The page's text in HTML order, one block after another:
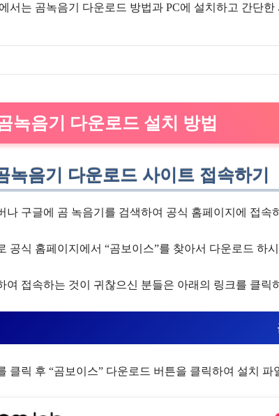
서는 곰녹음기 다운로드 방법과 PC에 설치하고 간단
녹음기 다운로드 설치 방법
녹음기 다운로드 사이트 접속하기
나 구글에 곰 녹음기를 검색하여 공식 홈페이지에 접속
공식 홈페이지에서 “곰보이스”를 찾아서 다운로드 하
여 접속하는 것이 귀찮으신 분들은 아래의 링크를 클릭
클릭 후 “곰보이스” 다운로드 버튼을 클릭하여 설치 파